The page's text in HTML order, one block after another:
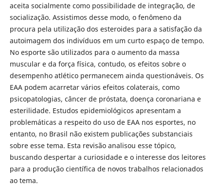
aceita socialmente como possibilidade de integração, de
socialização. Assistimos desse modo, o fenômeno da
procura pela utilização dos esteroides para a satisfação da
autoimagem dos indivíduos em um curto espaço de tempo.
No esporte são utilizados para o aumento da massa
muscular e da força física, contudo, os efeitos sobre o
desempenho atlético permanecem ainda questionáveis. Os
EAA podem acarretar vários efeitos colaterais, como
psicopatologias, câncer de próstata, doença coronariana e
esterilidade. Estudos epidemiológicos apresentam a
problemáticas a respeito do uso de EAA nos esportes, no
entanto, no Brasil não existem publicações substanciais
sobre esse tema. Esta revisão analisou esse tópico,
buscando despertar a curiosidade e o interesse dos leitores
para a produção científica de novos trabalhos relacionados
ao tema.